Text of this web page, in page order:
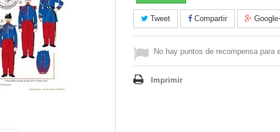
Tweet Compartir
No hay puntos de recompensa para
Imprimir